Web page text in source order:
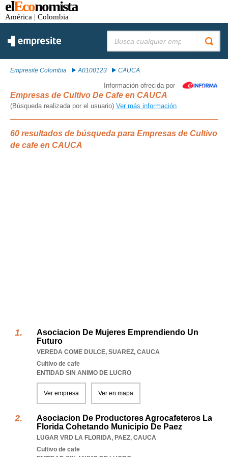
elEconomista
América | Colombia
Empresite Colombia A0100123 CAUCA
Información ofrecida por
Empresas de Cultivo De Cafe en CAUCA
(Búsqueda realizada por el usuario) Ver más información
60 resultados de búsqueda para Empresas de Cultivo
de cafe en CAUCA
Asociacion De Mujeres Emprendiendo Un
Futuro
VEREDA COME DULCE, SUAREZ, CAUCA
Cultivo de cafe
ENTIDAD SIN ANIMO DE LUCRO
Ver empresa Ver en mapa
Asociacion De Productores Agrocafeteros La
Florida Cohetando Municipio De Paez
LUGAR VRD LA FLORIDA, PAEZ, CAUCA
Cultivo de cafe